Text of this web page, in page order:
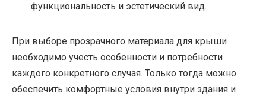
функциональность и эстетический вид.
При выборе прозрачного материала для крыши
необходимо учесть особенности и потребности
каждого конкретного случая. Только тогда можно
обеспечить комфортные условия внутри здания и